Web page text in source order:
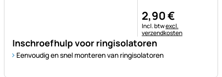
Inschroefhulp voor ringisolatoren
Eenvoudig en snel monteren van ringisolatoren
2,90€
Belastinginformatie:
Incl. btwexcl.
verzendkosten